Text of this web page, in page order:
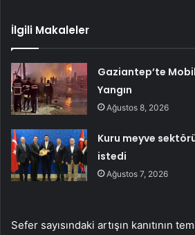
İlgili Makaleler
Gaziantep’te
Yangın
Ağustos 8, 2026
Kuru meyve
istedi
Ağustos 7, 2026
Sefer sayısındaki artışın kanıtının